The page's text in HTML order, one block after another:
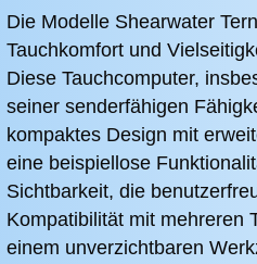
Die Modelle Shearwater
Tauchkomfort und
Diese Tauchcomputer,
seiner senderfähigen
kompaktes Design mit
eine beispiellose
Sichtbarkeit, die
Kompatibilität mit mehreren
einem unverzichtbaren